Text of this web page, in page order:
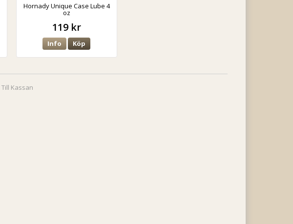
Hornady Unique Case Lube 4
oz
119 kr
Info Köp
Till Kassan